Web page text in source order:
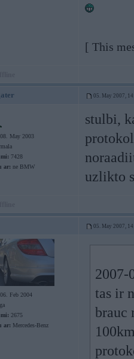
[ This
05. May 2007,
08. May 2003
7428
ar: ne BMW
stulbi,
uzlikto
05. May 2007,
06. Feb 2004
2675
ar: Mercedes-Benz
2007-
tas ir
brauc